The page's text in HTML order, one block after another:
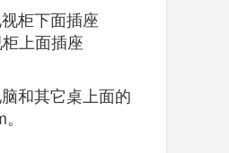
柜下面插座
上面插座
其它桌上面的